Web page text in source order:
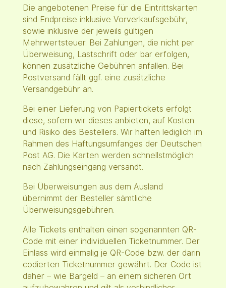
Die angebotenen Preise für die Eintrittskarten
sind Endpreise inklusive Vorverkaufsgebühr,
sowie inklusive der jeweils gültigen
Mehrwertsteuer. Bei Zahlungen, die nicht per
Überweisung, Lastschrift oder bar erfolgen,
können zusätzliche Gebühren anfallen. Bei
Postversand fällt ggf. eine zusätzliche
Versandgebühr an.
Bei einer Lieferung von Papiertickets erfolgt
diese, sofern wir dieses anbieten, auf Kosten
und Risiko des Bestellers. Wir haften lediglich im
Rahmen des Haftungsumfanges der Deutschen
Post AG. Die Karten werden schnellstmöglich
nach Zahlungseingang versandt.
Bei Überweisungen aus dem Ausland
übernimmt der Besteller sämtliche
Überweisungsgebühren.
Alle Tickets enthalten einen sogenannten QR-
Code mit einer individuellen Ticketnummer. Der
Einlass wird einmalig je QR-Code bzw. der darin
codierten Ticketnummer gewährt. Der Code ist
daher – wie Bargeld – an einem sicheren Ort